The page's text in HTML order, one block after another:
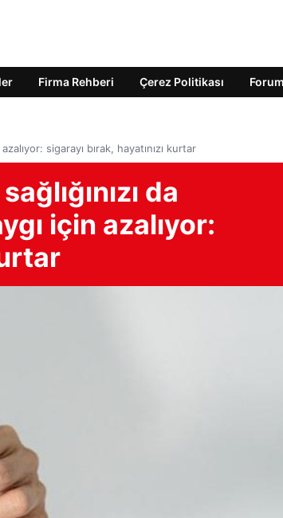
Firma Rehberi Çerez Politikası
sigarayı bırak, hayatınızı kurtar
da
için azalıyor: